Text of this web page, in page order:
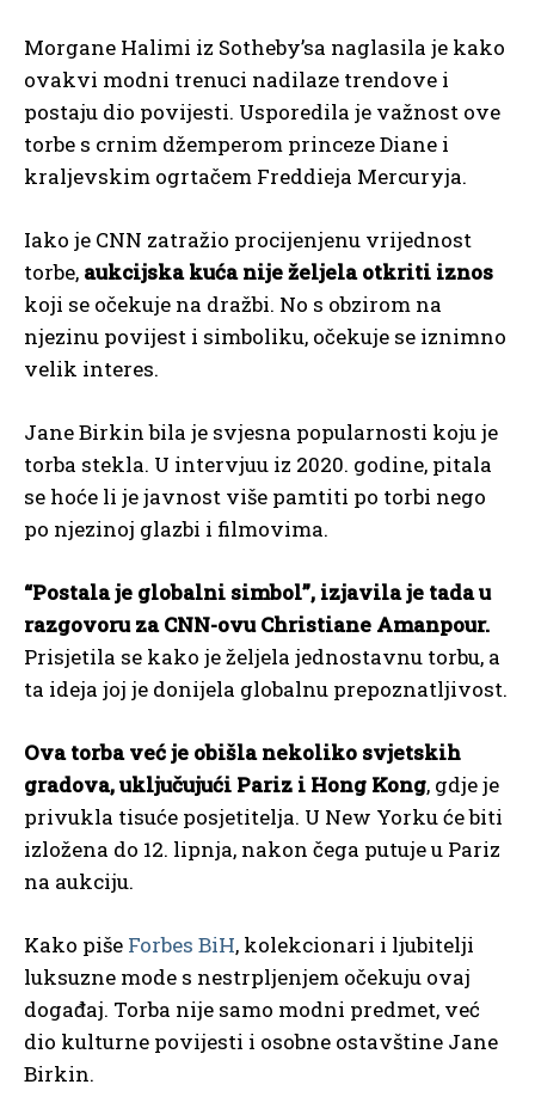
Morgane Halimi iz Sotheby’sa naglasila je kako
ovakvi modni trenuci nadilaze trendove i
postaju dio povijesti. Usporedila je važnost ove
torbe s crnim džemperom princeze Diane i
kraljevskim ogrtačem Freddieja Mercuryja.
Iako je CNN zatražio procijenjenu vrijednost
torbe, aukcijska kuća nije željela otkriti iznos
koji se očekuje na dražbi. No s obzirom na
njezinu povijest i simboliku, očekuje se iznimno
velik interes.
Jane Birkin bila je svjesna popularnosti koju je
torba stekla. U intervjuu iz 2020. godine, pitala
se hoće li je javnost više pamtiti po torbi nego
po njezinoj glazbi i filmovima.
“Postala je globalni simbol”, izjavila je tada u
razgovoru za CNN-ovu Christiane Amanpour.
Prisjetila se kako je željela jednostavnu torbu, a
ta ideja joj je donijela globalnu prepoznatljivost.
Ova torba već je obišla nekoliko svjetskih
gradova, uključujući Pariz i Hong Kong, gdje je
privukla tisuće posjetitelja. U New Yorku će biti
izložena do 12. lipnja, nakon čega putuje u Pariz
na aukciju.
Kako piše Forbes BiH, kolekcionari i ljubitelji
luksuzne mode s nestrpljenjem očekuju ovaj
događaj. Torba nije samo modni predmet, već
dio kulturne povijesti i osobne ostavštine Jane
Birkin.